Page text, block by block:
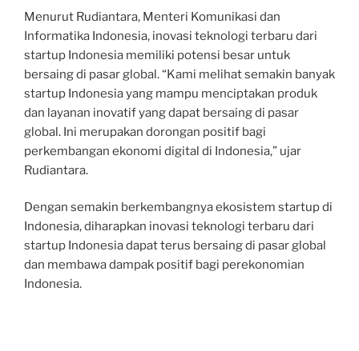
Menurut Rudiantara, Menteri Komunikasi dan
Informatika Indonesia, inovasi teknologi terbaru dari
startup Indonesia memiliki potensi besar untuk
bersaing di pasar global. “Kami melihat semakin banyak
startup Indonesia yang mampu menciptakan produk
dan layanan inovatif yang dapat bersaing di pasar
global. Ini merupakan dorongan positif bagi
perkembangan ekonomi digital di Indonesia,” ujar
Rudiantara.
Dengan semakin berkembangnya ekosistem startup di
Indonesia, diharapkan inovasi teknologi terbaru dari
startup Indonesia dapat terus bersaing di pasar global
dan membawa dampak positif bagi perekonomian
Indonesia.